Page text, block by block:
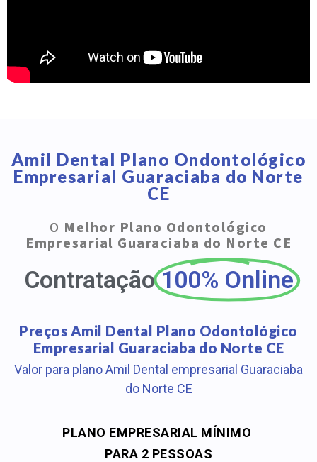
Amil Dental Plano Ondontológico
Empresarial Guaraciaba do Norte
CE
O Melhor Plano Odontológico
Empresarial Guaraciaba do Norte CE
Contratação 100% Online
Preços Amil Dental Plano Odontológico
Empresarial Guaraciaba do Norte CE
Valor para plano Amil Dental empresarial Guaraciaba
do Norte CE
PLANO EMPRESARIAL MÍNIMO
PARA 2 PESSOAS